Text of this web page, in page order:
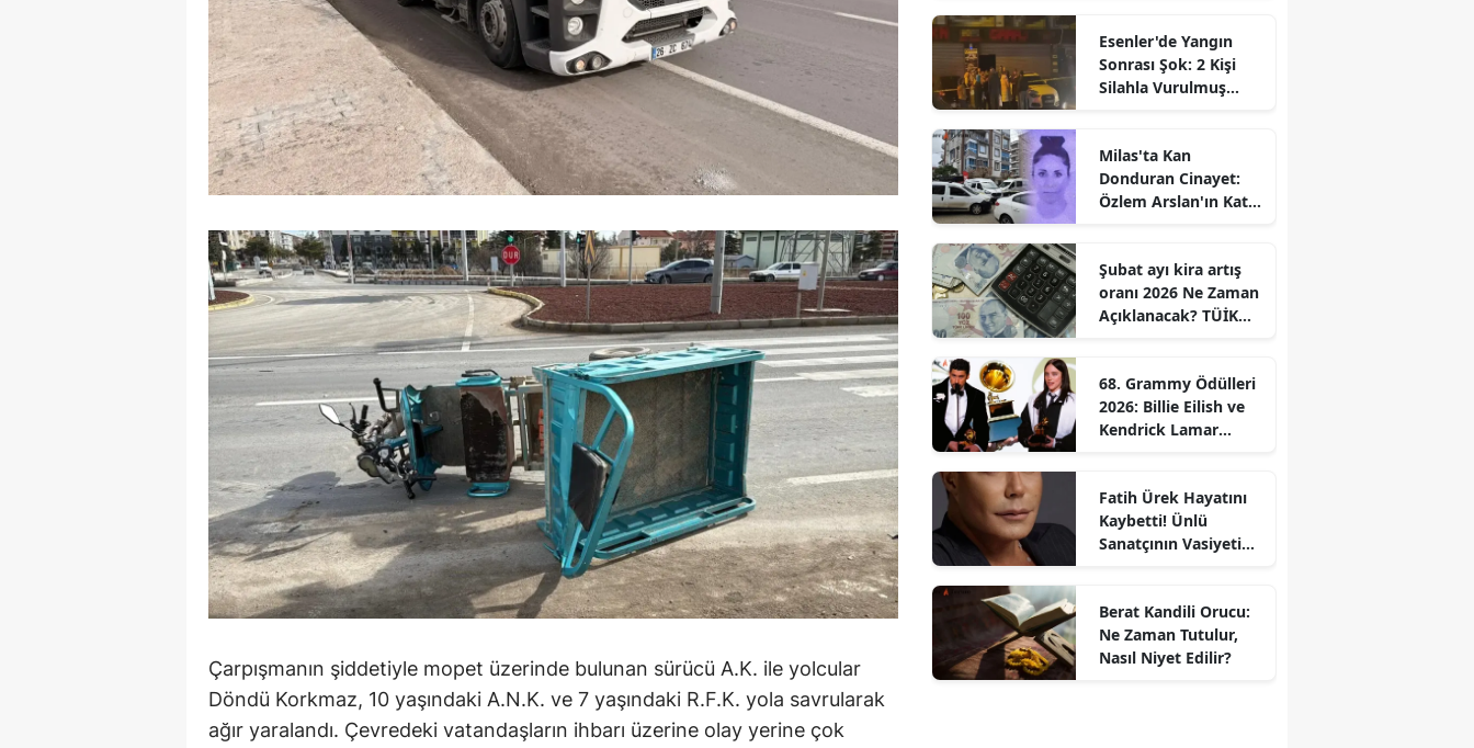
Çarpışmanın şiddetiyle mopet üzerinde bulunan sürücü A.K. ile yolcular
Döndü Korkmaz, 10 yaşındaki A.N.K. ve 7 yaşındaki R.F.K. yola savrularak
ağır yaralandı. Çevredeki vatandaşların ihbarı üzerine olay yerine çok
Esenler'de Yangın
Sonrası Şok: 2 Kişi
Silahla Vurulmuş
Milas'ta Kan
Donduran Cinayet:
Özlem Arslan'ın Katili
Şubat ayı kira artış
oranı 2026 Ne Zaman
Açıklanacak? TÜİK
68. Grammy Ödülleri
2026: Billie Eilish ve
Kendrick Lamar
Fatih Ürek Hayatını
Kaybetti! Ünlü
Sanatçının Vasiyeti
Berat Kandili Orucu:
Ne Zaman Tutulur,
Nasıl Niyet Edilir?